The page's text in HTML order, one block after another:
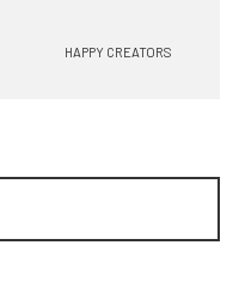
HAPPY CREATORS